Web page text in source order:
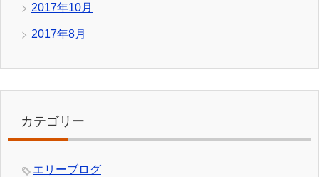
2017年10月
2017年8月
カテゴリー
エリーブログ